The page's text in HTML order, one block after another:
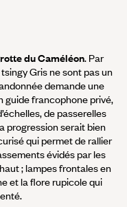
du Caméléon. Par
Gris ne sont pas un
demande une
guide francophone privé,
de passerelles
progression serait bien
qui permet de rallier
évidés par les
; lampes frontales en
et la flore rupicole qui